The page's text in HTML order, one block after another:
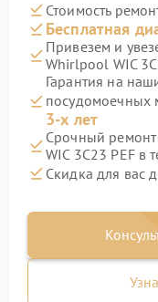
Стоимость
Бесплатная
Привезем и
Whirlpool WIC
Гарантия на
посудомоечных
3-х лет
Срочный
WIC 3C23 PEF в
Скидка для вас